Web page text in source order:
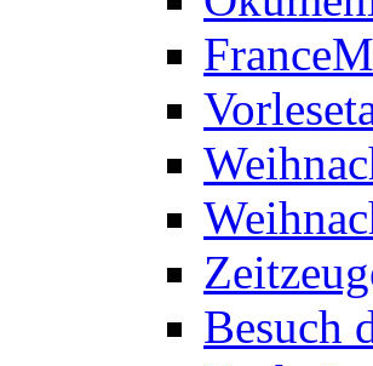
Besuch